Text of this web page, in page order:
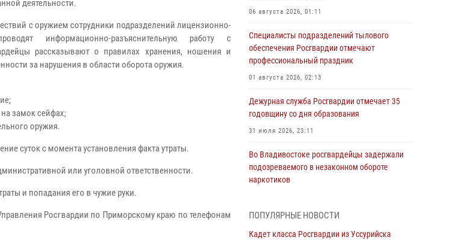
деятельности.
с оружием сотрудники подразделений лицензионно-
информационно-разъяснительную работу с
рассказывают о правилах хранения, ношения и
за нарушения в области оборота оружия.
замок сейфах;
оружия.
суток с момента установления факта утраты.
или уголовной ответственности.
и попадания его в чужие руки.
Росгвардии по Приморскому краю по телефонам
06 августа 2026, 01:11
Специалисты подразделений тылового
обеспечения Росгвардии отмечают
профессиональный праздник
01 августа 2026, 02:13
Дежурная служба Росгвардии отмечает 35
годовщину со дня образования
31 июля 2026, 23:11
Во Владивостоке росгвардейцы задержали
подозреваемого в незаконном обороте
наркотиков
Вопрос противодействия незаконному
обороту оружия рассмотрели на заседании
ПОПУЛЯРНЫЕ НОВОСТИ
Кадет класса Росгвардии из Уссурийска